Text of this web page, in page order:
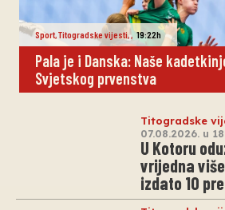
Sport,Titogradske vijesti,, 19:22h
Pala je i Danska: Naše
Svjetskog prvenstva
Titogradske
07.08.2026. u
U Kotoru
vrijedna
izdato 10